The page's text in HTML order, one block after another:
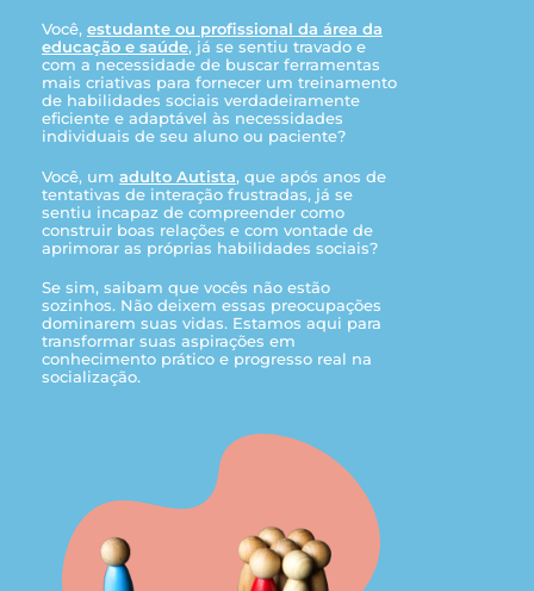
Você, estudante ou profissional da área da
educação e saúde, já se sentiu travado e
com a necessidade de buscar ferramentas
mais criativas para fornecer um treinamento
de habilidades sociais verdadeiramente
eficiente e adaptável às necessidades
individuais de seu aluno ou paciente?
Você, um adulto Autista, que após anos de
tentativas de interação frustradas, já se
sentiu incapaz de compreender como
construir boas relações e com vontade de
aprimorar as próprias habilidades sociais?
Se sim, saibam que vocês não estão
sozinhos. Não deixem essas preocupações
dominarem suas vidas. Estamos aqui para
transformar suas aspirações em
conhecimento prático e progresso real na
socialização.